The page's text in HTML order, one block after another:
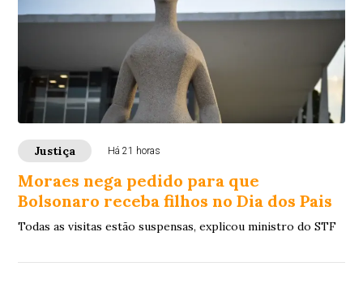
Justiça Há 21 horas
Moraes nega pedido para que
Bolsonaro receba filhos no Dia dos Pais
Todas as visitas estão suspensas, explicou ministro do STF